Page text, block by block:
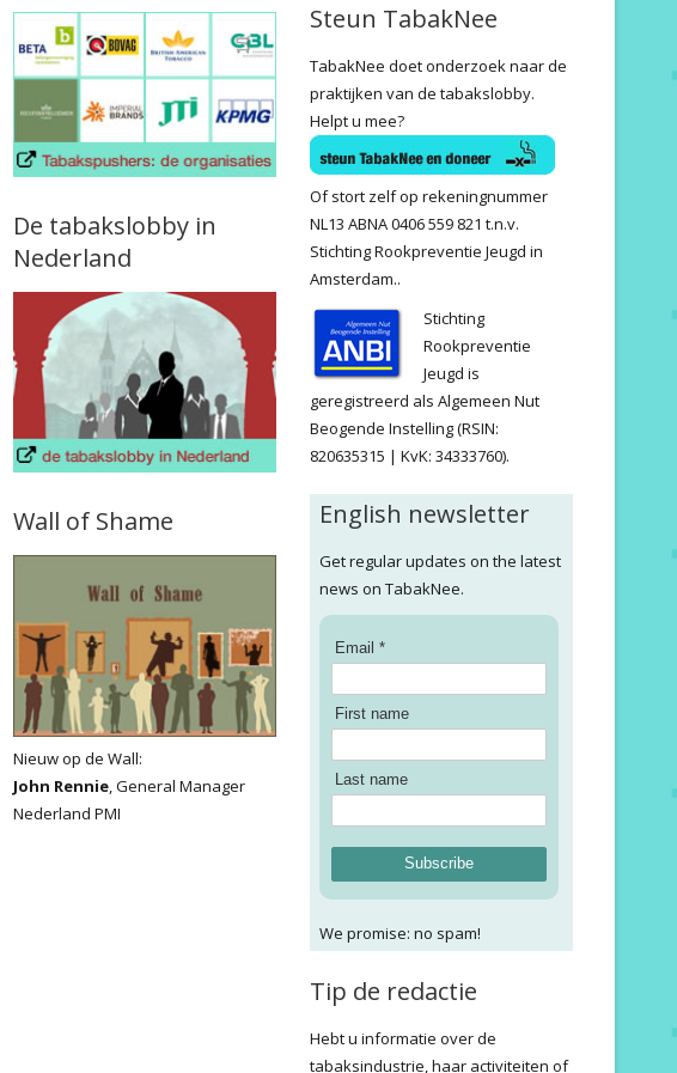
De tabakslobby in
Nederland
Wall of Shame
Nieuw op de Wall:
John Rennie, General Manager
Nederland PMI
Steun TabakNee
TabakNee doet onderzoek naar de
praktijken van de tabakslobby.
Helpt u mee?
Of stort zelf op rekeningnummer
NL13 ABNA 0406 559 821 t.n.v.
Stichting Rookpreventie Jeugd in
Amsterdam..
Stichting
Rookpreventie
Jeugd is
geregistreerd als Algemeen Nut
Beogende Instelling (RSIN:
820635315 | KvK: 34333760).
English newsletter
Get regular updates on the latest
news on TabakNee.
Email *
First name
Last name
Subscribe
We promise: no spam!
Tip de redactie
Hebt u informatie over de
tabaksindustrie, haar activiteiten of